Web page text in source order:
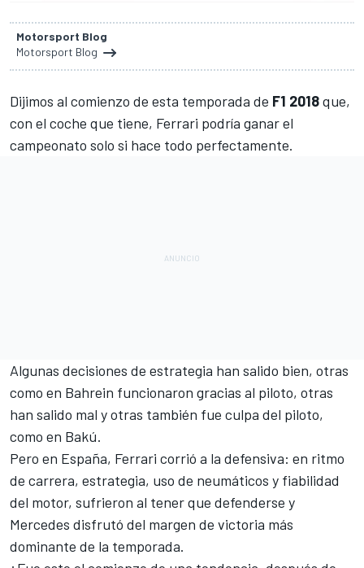
Motorsport Blog
Motorsport Blog
Dijimos al comienzo de esta temporada de F1 2018que,
con el coche que tiene, Ferrari podría ganar el
campeonato solo si hace todo perfectamente.
Algunas decisiones de estrategia han salido bien, otras
como en Bahrein funcionaron gracias al piloto, otras
han salido mal y otras también fue culpa del piloto,
como en Bakú.
Pero en España, Ferrari corrió a la defensiva: en ritmo
de carrera, estrategia, uso de neumáticos y fiabilidad
del motor, sufrieron al tener que defenderse y
Mercedes disfrutó del margen de victoria más
dominante de la temporada.